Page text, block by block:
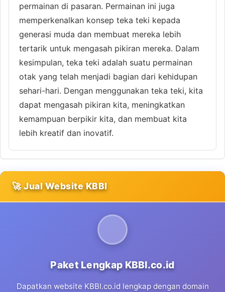
permainan di pasaran. Permainan ini juga
memperkenalkan konsep teka teki kepada
generasi muda dan membuat mereka lebih
tertarik untuk mengasah pikiran mereka. Dalam
kesimpulan, teka teki adalah suatu permainan
otak yang telah menjadi bagian dari kehidupan
sehari-hari. Dengan menggunakan teka teki, kita
dapat mengasah pikiran kita, meningkatkan
kemampuan berpikir kita, dan membuat kita
lebih kreatif dan inovatif.
🚀 Jual Website KBBI
Paket Lengkap KBBI.co.id
Dapatkan website KBBI.co.id lengkap dengan domain